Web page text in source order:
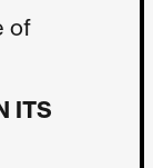
of
ITS